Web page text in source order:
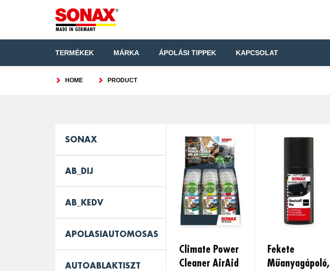
TERMÉKEK MÁRKA ÁPOLÁSI TIPPEK KAPCSOLAT
HOME PRODUCT
SONAX
AB_DIJ
AB_KEDV
APOLASIAUTOMOSAS
AUTOABLAKTISZT
Climate Power
Cleaner AirAid
Fekete
Műanyagápoló,